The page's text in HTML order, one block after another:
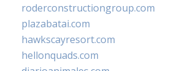
roderconstructiongroup.com
plazabatai.com
hawkscayresort.com
hellonquads.com